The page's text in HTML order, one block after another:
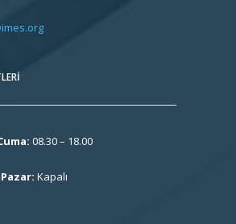
08.30 – 18.00
Kapalı